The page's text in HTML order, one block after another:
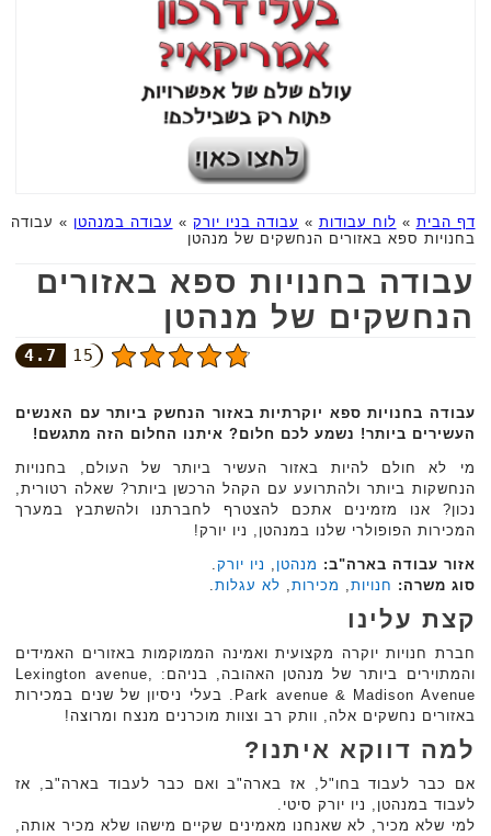
דף הבית » לוח עבודות » עבודה בניו יורק » עבודה במנהטן » עבודה
בחנויות ספא באזורים הנחשקים של מנהטן
עבודה בחנויות ספא באזורים
הנחשקים של מנהטן
4.7 15
עבודה בחנויות ספא יוקרתיות באזור הנחשק ביותר עם האנשים
העשירים ביותר! נשמע לכם חלום? איתנו החלום הזה מתגשם!
מי לא חולם להיות באזור העשיר ביותר של העולם, בחנויות
הנחשקות ביותר ולהתרועע עם הקהל הרכשן ביותר? שאלה רטורית,
נכון? אנו מזמינים אתכם להצטרף לחברתנו ולהשתבץ במערך
המכירות הפופולרי שלנו במנהטן, ניו יורק!
אזור עבודה בארה"ב: מנהטן ניו יורק
סוג משרה: חנויות מכירות לא עגלות
קצת עלינו
חברת חנויות יוקרה מקצועית ואמינה הממוקמות באזורים האמידים
והמתוירים ביותר של מנהטן האהובה, בניהם: Lexington avenue,
Park avenue & Madison Avenue. בעלי ניסיון של שנים במכירות
באזורים נחשקים אלה, וותק רב וצוות מוכרנים מנצח ומרוצה!
למה דווקא איתנו?
אם כבר לעבוד בחו"ל, אז בארה"ב ואם כבר לעבוד בארה"ב, אז
לעבוד במנהטן, ניו יורק סיטי.
למי שלא מכיר, לא שאנחנו מאמינים שקיים מישהו שלא מכיר אותה,